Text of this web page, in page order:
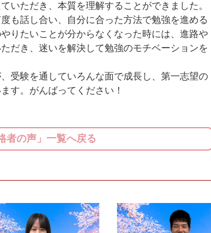
いただき、本質を理解することができました。
も話し合い、自分に合った方法で勉強を進める
りたいことが分からなくなった時には、進路や
だき、迷いを解決して勉強のモチベーションを
受験を通していろんな面で成長し、第一志望の
す。がんばってください！
者の声」一覧へ戻る